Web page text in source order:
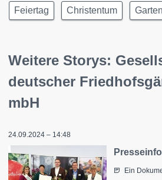
Feiertag Christentum
Weitere Storys:
deutscher
mbH
24.09.2024 – 14:48
Presseinfo
Ein